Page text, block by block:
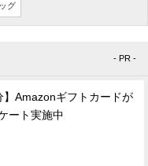
グ
- PR -
】Amazonギフトカードが
ート実施中